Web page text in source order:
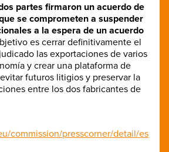
partes firmaron un acuerdo de
se comprometen a suspender
a la espera de un acuerdo
es cerrar definitivamente el
las exportaciones de varios
y crear una plataforma de
futuros litigios y preservar la
entre los dos fabricantes de
commission/presscorner/detail/es